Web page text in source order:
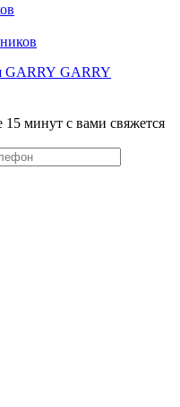
GARRY
минут с вами свяжется